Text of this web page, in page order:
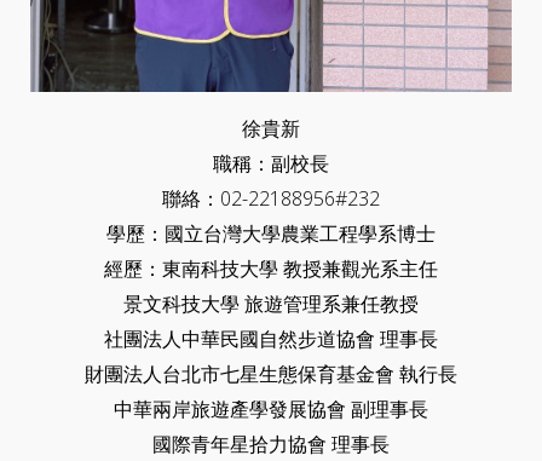
徐貴新
職稱：副校長
聯絡：02-22188956#232
學歷：國立台灣大學農業工程學系博士
經歷：東南科技大學 教授兼觀光系主任
景文科技大學 旅遊管理系兼任教授
社團法人中華民國自然步道協會 理事長
財團法人台北市七星生態保育基金會 執行長
中華兩岸旅遊產學發展協會 副理事長
國際青年星拾力協會 理事長